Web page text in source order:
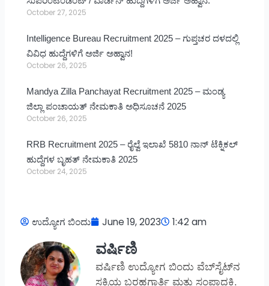
October 27, 2025
Intelligence Bureau Recruitment 2025 – ಗುಪ್ತಚರ ದಳದಲ್ಲಿ
ವಿವಿಧ ಹುದ್ದೆಗಳಿಗೆ ಅರ್ಜಿ ಅಹ್ವಾನ!
October 26, 2025
Mandya Zilla Panchayat Recruitment 2025 – ಮಂಡ್ಯ
ಜಿಲ್ಲಾ ಪಂಚಾಯತ್ ನೇಮಕಾತಿ ಅಧಿಸೂಚನೆ 2025
October 26, 2025
RRB Recruitment 2025 – ರೈಲ್ವೆ ಇಲಾಖೆ 5810 ನಾನ್ ಟೆಕ್ನಿಕಲ್
ಹುದ್ದೆಗಳ ಬೃಹತ್ ನೇಮಕಾತಿ 2025
October 24, 2025
ಉದ್ಯೋಗ ಬಿಂದು June 19, 2023 1:42 am
ವರ್ಷಿಣಿ
ವರ್ಷಿಣಿ ಉದ್ಯೋಗ ಬಿಂದು ವೆಬ್‌ಸೈಟ್‌ನ
ಸಕ್ರಿಯ ಬರಹಗಾರ್ತಿ ಮತ್ತು ಸಂಪಾದಕಿ.